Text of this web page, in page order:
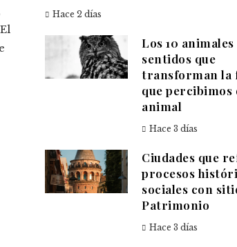
Hace 2 días
Los 10 animales
sentidos que
transforman la
que percibimos
animal
Hace 3 días
Ciudades que
procesos
sociales con
Patrimonio
Hace 3 días